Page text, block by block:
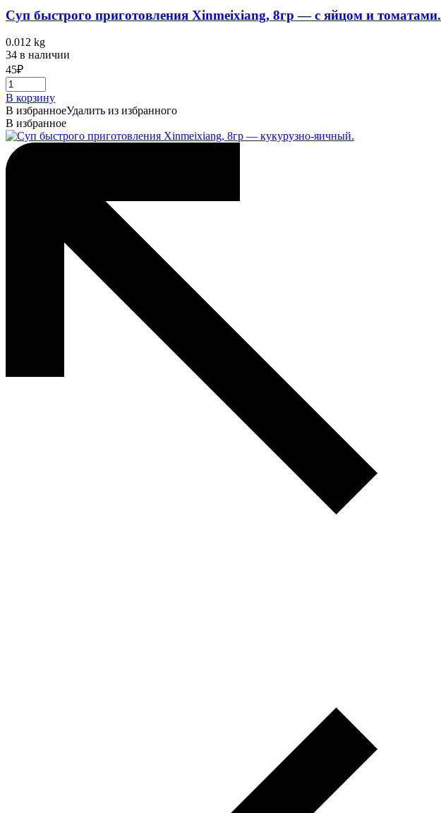
Суп быстрого приготовления Xinmeixiang, 8гр — с яйцом и томатами.
0.012 kg
34 в наличии
45₽
В корзину
В избранноеУдалить из избранного
В избранное